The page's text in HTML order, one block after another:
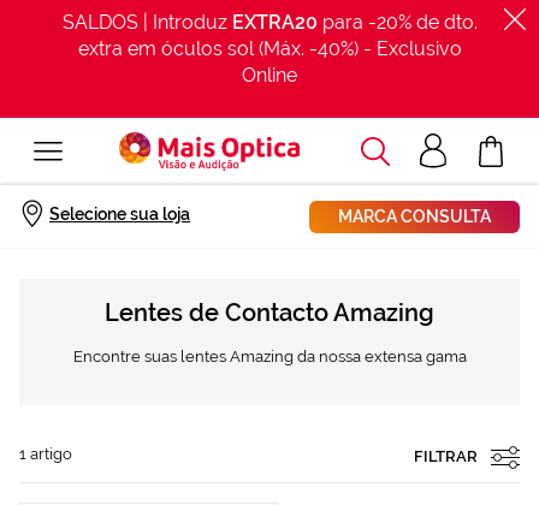
SALDOS | Introduz EXTRA20 para -20% de dto.
extra em óculos sol (Máx. -40%) - Exclusivo
Online
Acesso
clientes
O Meu
Selecione sua loja MARCA CONSULTA
Procurar
Início Marcas Marcas de lentes de contacto Amazing
Lentes de Contacto Amazing
Encontre suas lentes Amazing da nossa extensa gama
1 artigo FILTRAR